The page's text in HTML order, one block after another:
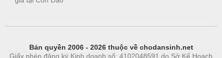
Bản quyền 2006 - 2026 thuộc về chodansinh.net
Giấy phép đăng ký Kinh doanh số: 4102048591 do Sở Kế Hoạch